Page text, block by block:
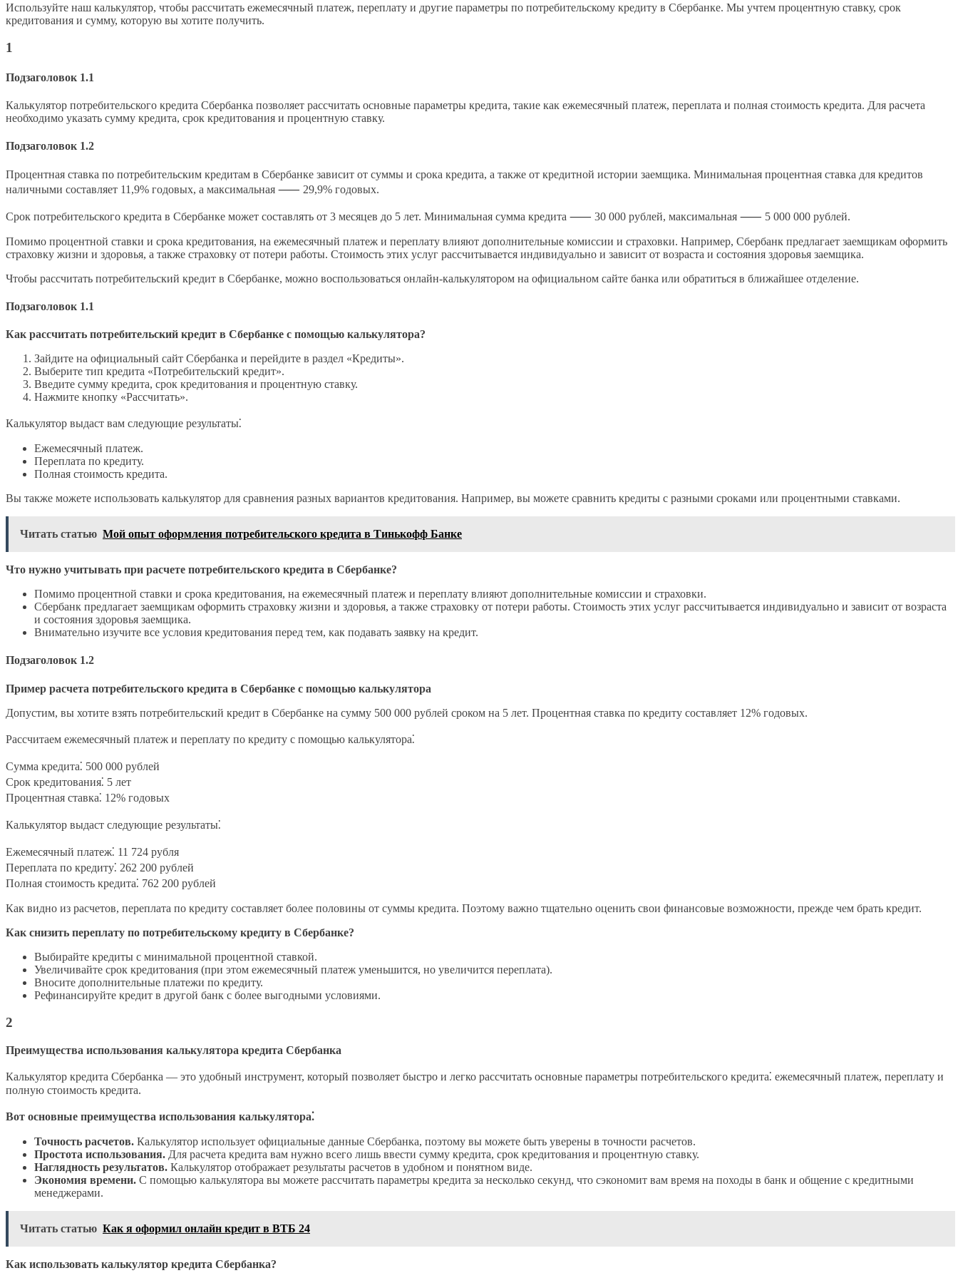
Используйте наш калькулятор, чтобы рассчитать ежемесячный платеж, переплату и другие параметры по потребительскому кредиту в Сбербанке. Мы учтем процентную ставку, срок
кредитования и сумму, которую вы хотите получить.
1
Подзаголовок 1.1
Калькулятор потребительского кредита Сбербанка позволяет рассчитать основные параметры кредита, такие как ежемесячный платеж, переплата и полная стоимость кредита. Для расчета
необходимо указать сумму кредита, срок кредитования и процентную ставку.
Подзаголовок 1.2
Процентная ставка по потребительским кредитам в Сбербанке зависит от суммы и срока кредита, а также от кредитной истории заемщика. Минимальная процентная ставка для кредитов
наличными составляет 11,9% годовых, а максимальная ⸺ 29,9% годовых.
Срок потребительского кредита в Сбербанке может составлять от 3 месяцев до 5 лет. Минимальная сумма кредита ⸺ 30 000 рублей, максимальная ⸺ 5 000 000 рублей.
Помимо процентной ставки и срока кредитования, на ежемесячный платеж и переплату влияют дополнительные комиссии и страховки. Например, Сбербанк предлагает заемщикам оформить
страховку жизни и здоровья, а также страховку от потери работы. Стоимость этих услуг рассчитывается индивидуально и зависит от возраста и состояния здоровья заемщика.
Чтобы рассчитать потребительский кредит в Сбербанке, можно воспользоваться онлайн-калькулятором на официальном сайте банка или обратиться в ближайшее отделение.
Подзаголовок 1.1
Как рассчитать потребительский кредит в Сбербанке с помощью калькулятора?
Зайдите на официальный сайт Сбербанка и перейдите в раздел «Кредиты».
Выберите тип кредита «Потребительский кредит».
Введите сумму кредита, срок кредитования и процентную ставку.
Нажмите кнопку «Рассчитать».
Калькулятор выдаст вам следующие результаты⁚
Ежемесячный платеж.
Переплата по кредиту.
Полная стоимость кредита.
Вы также можете использовать калькулятор для сравнения разных вариантов кредитования. Например, вы можете сравнить кредиты с разными сроками или процентными ставками.
Читать статью Мой опыт оформления потребительского кредита в Тинькофф Банке
Что нужно учитывать при расчете потребительского кредита в Сбербанке?
Помимо процентной ставки и срока кредитования, на ежемесячный платеж и переплату влияют дополнительные комиссии и страховки.
Сбербанк предлагает заемщикам оформить страховку жизни и здоровья, а также страховку от потери работы. Стоимость этих услуг рассчитывается индивидуально и зависит от возраста
и состояния здоровья заемщика.
Внимательно изучите все условия кредитования перед тем, как подавать заявку на кредит.
Подзаголовок 1.2
Пример расчета потребительского кредита в Сбербанке с помощью калькулятора
Допустим, вы хотите взять потребительский кредит в Сбербанке на сумму 500 000 рублей сроком на 5 лет. Процентная ставка по кредиту составляет 12% годовых.
Рассчитаем ежемесячный платеж и переплату по кредиту с помощью калькулятора⁚
Сумма кредита⁚ 500 000 рублей
Срок кредитования⁚ 5 лет
Процентная ставка⁚ 12% годовых
Калькулятор выдаст следующие результаты⁚
Ежемесячный платеж⁚ 11 724 рубля
Переплата по кредиту⁚ 262 200 рублей
Полная стоимость кредита⁚ 762 200 рублей
Как видно из расчетов, переплата по кредиту составляет более половины от суммы кредита. Поэтому важно тщательно оценить свои финансовые возможности, прежде чем брать кредит.
Как снизить переплату по потребительскому кредиту в Сбербанке?
Выбирайте кредиты с минимальной процентной ставкой.
Увеличивайте срок кредитования (при этом ежемесячный платеж уменьшится, но увеличится переплата).
Вносите дополнительные платежи по кредиту.
Рефинансируйте кредит в другой банк с более выгодными условиями.
2
Преимущества использования калькулятора кредита Сбербанка
Калькулятор кредита Сбербанка — это удобный инструмент, который позволяет быстро и легко рассчитать основные параметры потребительского кредита⁚ ежемесячный платеж, переплату и
полную стоимость кредита.
Вот основные преимущества использования калькулятора⁚
Точность расчетов. Калькулятор использует официальные данные Сбербанка, поэтому вы можете быть уверены в точности расчетов.
Простота использования. Для расчета кредита вам нужно всего лишь ввести сумму кредита, срок кредитования и процентную ставку.
Наглядность результатов. Калькулятор отображает результаты расчетов в удобном и понятном виде.
Экономия времени. С помощью калькулятора вы можете рассчитать параметры кредита за несколько секунд, что сэкономит вам время на походы в банк и общение с кредитными
менеджерами.
Читать статью Как я оформил онлайн кредит в ВТБ 24
Как использовать калькулятор кредита Сбербанка?